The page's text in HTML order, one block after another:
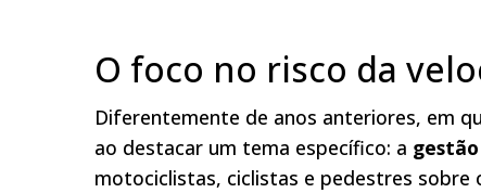
O foco no risco da
Diferentemente de anos anteriores, em
ao destacar um tema específico: a
motociclistas, ciclistas e pedestres sobre